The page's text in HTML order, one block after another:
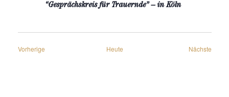
“Gesprächskreis für Trauernde” – in Köln
VorherigeVeranstaltungen Heute Nächste